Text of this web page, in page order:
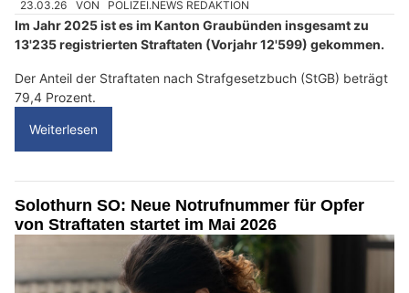
23.03.26 VON POLIZEI.NEWS REDAKTION
Im Jahr 2025 ist es im Kanton Graubünden insgesamt zu
13'235 registrierten Straftaten (Vorjahr 12'599) gekommen.
Der Anteil der Straftaten nach Strafgesetzbuch (StGB) beträgt
79,4 Prozent.
Weiterlesen
Solothurn SO: Neue Notrufnummer für Opfer
von Straftaten startet im Mai 2026